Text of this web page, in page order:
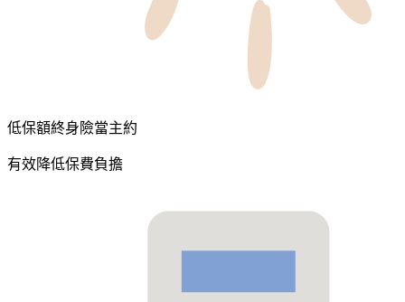
低保額終身險當主約
有效降低保費負擔